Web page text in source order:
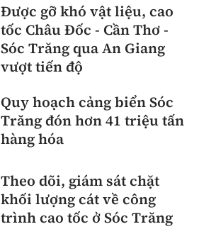
Được gỡ khó vật liệu, cao
tốc Châu Đốc - Cần Thơ -
Sóc Trăng qua An Giang
vượt tiến độ
Quy hoạch cảng biển Sóc
Trăng đón hơn 41 triệu tấn
hàng hóa
Theo dõi, giám sát chặt
khối lượng cát về công
trình cao tốc ở Sóc Trăng